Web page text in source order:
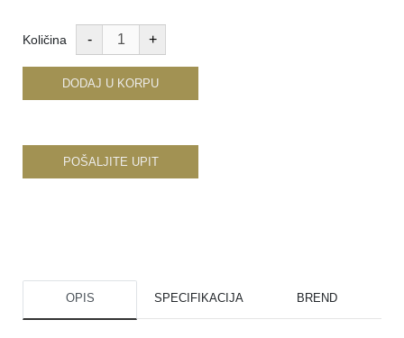
Količina
DODAJ U KORPU
POŠALJITE UPIT
OPIS SPECIFIKACIJA BREND